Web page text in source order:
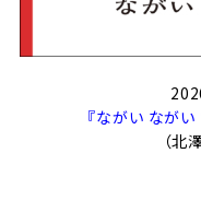
『ながい ながい
（北